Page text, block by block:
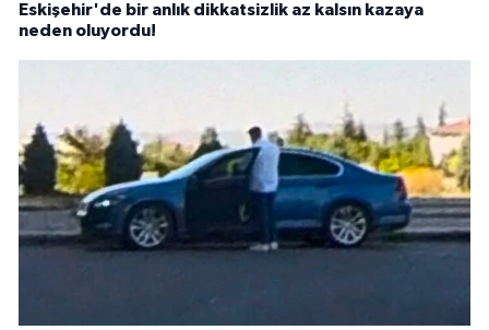
Eskişehir'de bir anlık dikkatsizlik az kalsın kazaya
neden oluyordu!